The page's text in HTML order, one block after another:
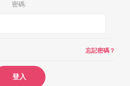
密碼:
忘記密碼？
登入